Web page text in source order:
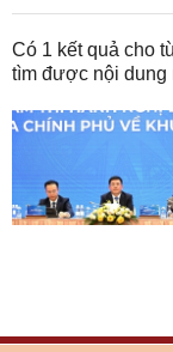
Có 1 kết quả cho
tìm được nội dung